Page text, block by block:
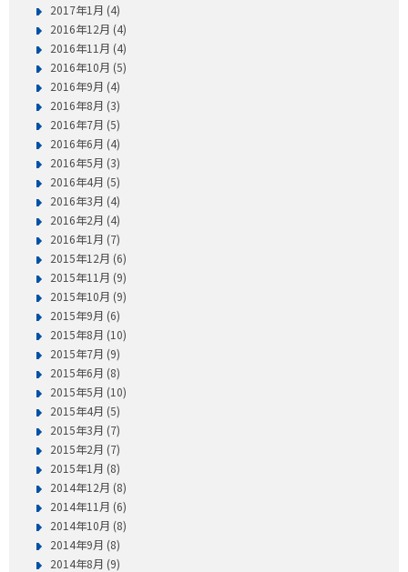
2017年1月 (4)
2016年12月 (4)
2016年11月 (4)
2016年10月 (5)
2016年9月 (4)
2016年8月 (3)
2016年7月 (5)
2016年6月 (4)
2016年5月 (3)
2016年4月 (5)
2016年3月 (4)
2016年2月 (4)
2016年1月 (7)
2015年12月 (6)
2015年11月 (9)
2015年10月 (9)
2015年9月 (6)
2015年8月 (10)
2015年7月 (9)
2015年6月 (8)
2015年5月 (10)
2015年4月 (5)
2015年3月 (7)
2015年2月 (7)
2015年1月 (8)
2014年12月 (8)
2014年11月 (6)
2014年10月 (8)
2014年9月 (8)
2014年8月 (9)